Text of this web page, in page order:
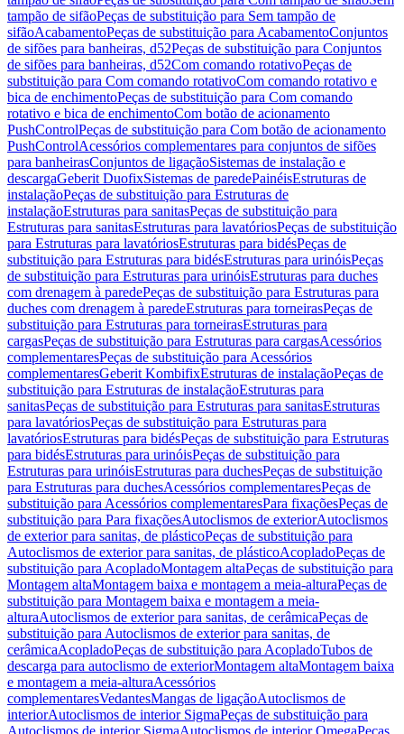
tampão de sifãoPeças de substituição para Sem tampão de
sifãoAcabamentoPeças de substituição para AcabamentoConjuntos
de sifões para banheiras, d52Peças de substituição para Conjuntos
de sifões para banheiras, d52Com comando rotativoPeças de
substituição para Com comando rotativoCom comando rotativo e
bica de enchimentoPeças de substituição para Com comando
rotativo e bica de enchimentoCom botão de acionamento
PushControlPeças de substituição para Com botão de acionamento
PushControlAcessórios complementares para conjuntos de sifões
para banheirasConjuntos de ligaçãoSistemas de instalação e
descargaGeberit DuofixSistemas de paredePainéisEstruturas de
instalaçãoPeças de substituição para Estruturas de
instalaçãoEstruturas para sanitasPeças de substituição para
Estruturas para sanitasEstruturas para lavatóriosPeças de substituição
para Estruturas para lavatóriosEstruturas para bidésPeças de
substituição para Estruturas para bidésEstruturas para urinóisPeças
de substituição para Estruturas para urinóisEstruturas para duches
com drenagem à paredePeças de substituição para Estruturas para
duches com drenagem à paredeEstruturas para torneirasPeças de
substituição para Estruturas para torneirasEstruturas para
cargasPeças de substituição para Estruturas para cargasAcessórios
complementaresPeças de substituição para Acessórios
complementaresGeberit KombifixEstruturas de instalaçãoPeças de
substituição para Estruturas de instalaçãoEstruturas para
sanitasPeças de substituição para Estruturas para sanitasEstruturas
para lavatóriosPeças de substituição para Estruturas para
lavatóriosEstruturas para bidésPeças de substituição para Estruturas
para bidésEstruturas para urinóisPeças de substituição para
Estruturas para urinóisEstruturas para duchesPeças de substituição
para Estruturas para duchesAcessórios complementaresPeças de
substituição para Acessórios complementaresPara fixaçõesPeças de
substituição para Para fixaçõesAutoclismos de exteriorAutoclismos
de exterior para sanitas, de plásticoPeças de substituição para
Autoclismos de exterior para sanitas, de plásticoAcopladoPeças de
substituição para AcopladoMontagem altaPeças de substituição para
Montagem altaMontagem baixa e montagem a meia-alturaPeças de
substituição para Montagem baixa e montagem a meia-
alturaAutoclismos de exterior para sanitas, de cerâmicaPeças de
substituição para Autoclismos de exterior para sanitas, de
cerâmicaAcopladoPeças de substituição para AcopladoTubos de
descarga para autoclismo de exteriorMontagem altaMontagem baixa
e montagem a meia-alturaAcessórios
complementaresVedantesMangas de ligaçãoAutoclismos de
interiorAutoclismos de interior SigmaPeças de substituição para
Autoclismos de interior SigmaAutoclismos de interior OmegaPeças